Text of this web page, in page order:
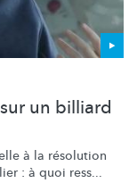
un billiard
à la résolution
: à quoi ress...